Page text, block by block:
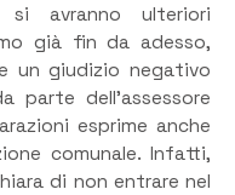
si avranno ulteriori
già fin da adesso,
un giudizio negativo
parte dell’assessore
esprime anche
comunale. Infatti,
di non entrare nel